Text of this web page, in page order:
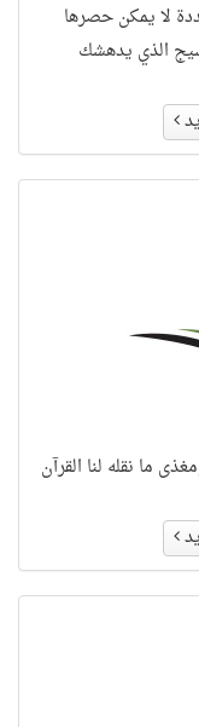
لا يمكن حصرها
الذي يدهشك
ما نقله لنا القرآن